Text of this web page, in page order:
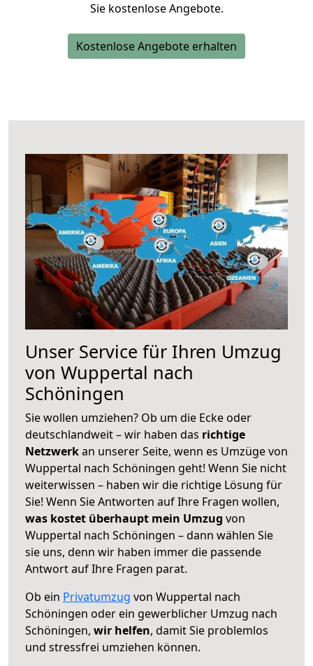
Sie kostenlose Angebote.
Kostenlose Angebote erhalten
Unser Service für Ihren Umzug
von Wuppertal nach
Schöningen
Sie wollen umziehen? Ob um die Ecke oder
deutschlandweit – wir haben das richtige
Netzwerkan unserer Seite, wenn es Umzüge von
Wuppertal nach Schöningen geht! Wenn Sie nicht
weiterwissen – haben wir die richtige Lösung für
Sie! Wenn Sie Antworten auf Ihre Fragen wollen,
was kostet überhaupt mein Umzug von
Wuppertal nach Schöningen – dann wählen Sie
sie uns, denn wir haben immer die passende
Antwort auf Ihre Fragen parat.
Ob ein Privatumzug von Wuppertal nach
Schöningen oder ein gewerblicher Umzug nach
Schöningen, wir helfen, damit Sie problemlos
und stressfrei umziehen können.